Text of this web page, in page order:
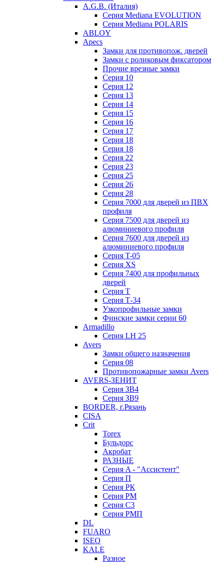
A.G.B. (Италия)
Серия Mediana EVOLUTION
Серия Mediana POLARIS
ABLOY
Apecs
Замки для противопож. дверей
Замки с роликовым фиксатором
Прочие врезные замки
Серия 10
Серия 12
Серия 13
Серия 14
Серия 15
Серия 16
Серия 17
Серия 18
Серия 18
Серия 22
Серия 23
Серия 25
Серия 26
Серия 28
Серия 7000 для дверей из ПВХ
профиля
Серия 7500 для дверей из
алюминиевого профиля
Серия 7600 для дверей из
алюминиевого профиля
Серия T-05
Серия XS
Серия 7400 для профильных
дверей
Серия Т
Серия Т-34
Узкопрофильные замки
Финские замки серии 60
Armadillo
Серия LH 25
Avers
Замки общего назначения
Серия 08
Противопожарные замки Avers
AVERS-ЗЕНИТ
Серия ЗВ4
Серия ЗВ9
BORDER, г.Рязань
CISA
Crit
Torex
Бульдорс
Акробат
РАЗНЫЕ
Серия A - "Ассистент"
Серия П
Серия РК
Серия РМ
Серия С3
Серия РМП
DL
FUARO
ISEO
KALE
Разное